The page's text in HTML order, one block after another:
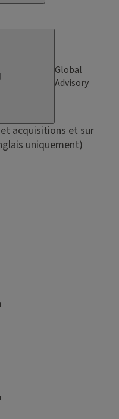
Global
Advisory
acquisitions et sur
uniquement)